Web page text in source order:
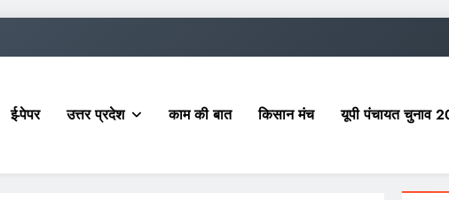
ई-पेपर उत्तर प्रदेश काम की बात किसान मंच यूपी पंचायत चुनाव